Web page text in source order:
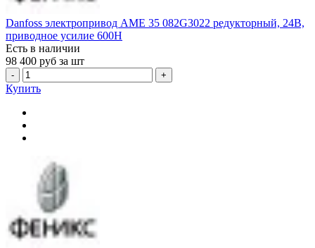
Danfoss электропривод AME 35 082G3022 редукторный, 24В,
приводное усилие 600Н
Есть в наличии
98 400 руб за шт
- +
Купить